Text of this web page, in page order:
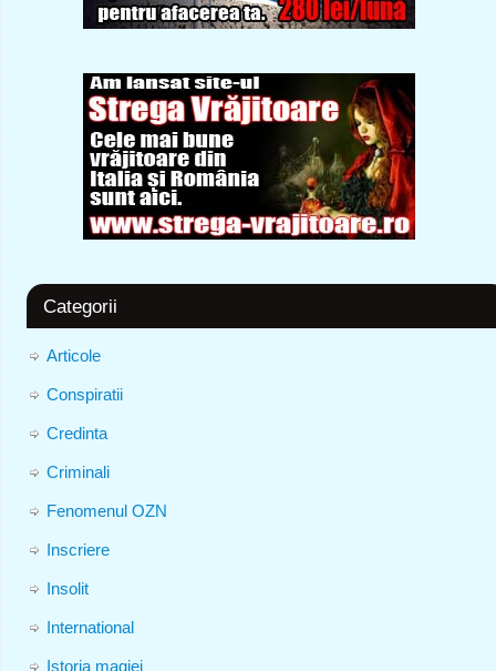
Categorii
Articole
Conspiratii
Credinta
Criminali
Fenomenul OZN
Inscriere
Insolit
International
Istoria magiei